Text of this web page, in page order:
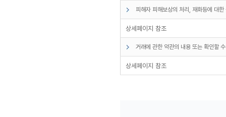
피해자 피해보상의 처리, 재화등에 대
상세페이지 참조
거래에 관한 약관의 내용 또는 확인할
상세페이지 참조